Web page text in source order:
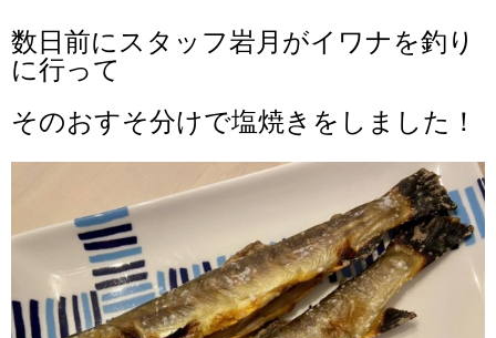
数日前にスタッフ岩月がイワナを釣り
に行って
そのおすそ分けで塩焼きをしました！